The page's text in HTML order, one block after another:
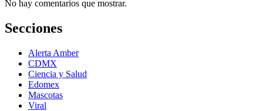
No hay comentarios que mostrar.
Secciones
Alerta Amber
CDMX
Ciencia y Salud
Edomex
Mascotas
Viral